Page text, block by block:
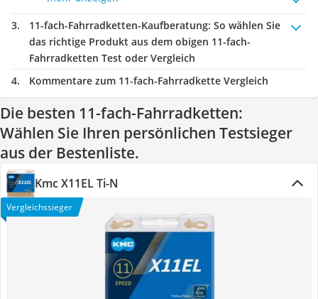
11-fach-Fahrradketten-Kaufberatung: So wählen Sie
das richtige Produkt aus dem obigen 11-fach-
Fahrradketten Test oder Vergleich
Kommentare zum 11-fach-Fahrradkette Vergleich
Die besten 11-fach-Fahrradketten:
Wählen Sie Ihren persönlichen Testsieger
aus der Bestenliste.
Kmc X11EL Ti-N
Vergleichssieger